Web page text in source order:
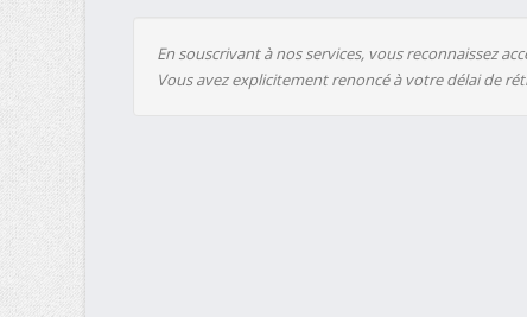
En souscrivant à nos services, vous reconnaissez
Vous avez explicitement renoncé à votre délai de